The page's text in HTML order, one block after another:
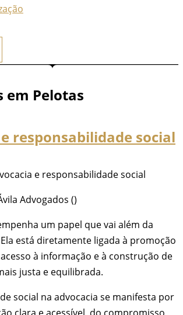
em Pelotas
responsabilidade social
e responsabilidade social
um papel que vai além da
está diretamente ligada à promoção
à informação e à construção de
justa e equilibrada.
social na advocacia se manifesta por